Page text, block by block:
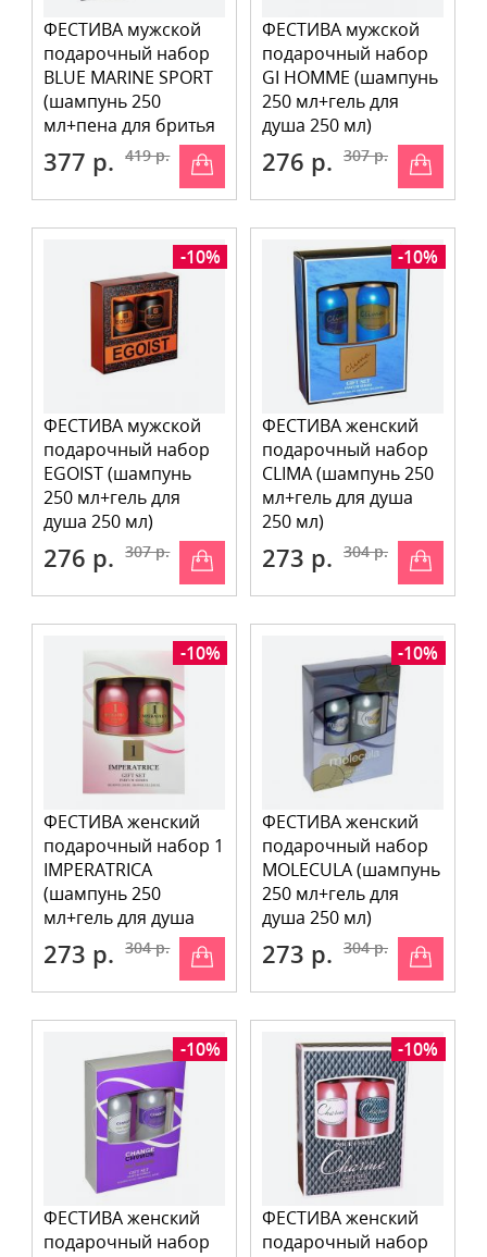
ФЕСТИВА мужской
подарочный набор
BLUE MARINE SPORT
(шампунь 250
мл+пена для бритья
200 мл)
377 р. 419 р.
ФЕСТИВА мужской
подарочный набор
GI HOMME (шампунь
250 мл+гель для
душа 250 мл)
276 р. 307 р.
-10%
ФЕСТИВА мужской
подарочный набор
EGOIST (шампунь
250 мл+гель для
душа 250 мл)
276 р. 307 р.
-10%
ФЕСТИВА женский
подарочный набор
CLIMA (шампунь 250
мл+гель для душа
250 мл)
273 р. 304 р.
-10%
ФЕСТИВА женский
подарочный набор 1
IMPERATRICA
(шампунь 250
мл+гель для душа
250 мл)
273 р. 304 р.
-10%
ФЕСТИВА женский
подарочный набор
MOLECULA (шампунь
250 мл+гель для
душа 250 мл)
273 р. 304 р.
-10%
ФЕСТИВА женский
подарочный набор
-10%
ФЕСТИВА женский
подарочный набор